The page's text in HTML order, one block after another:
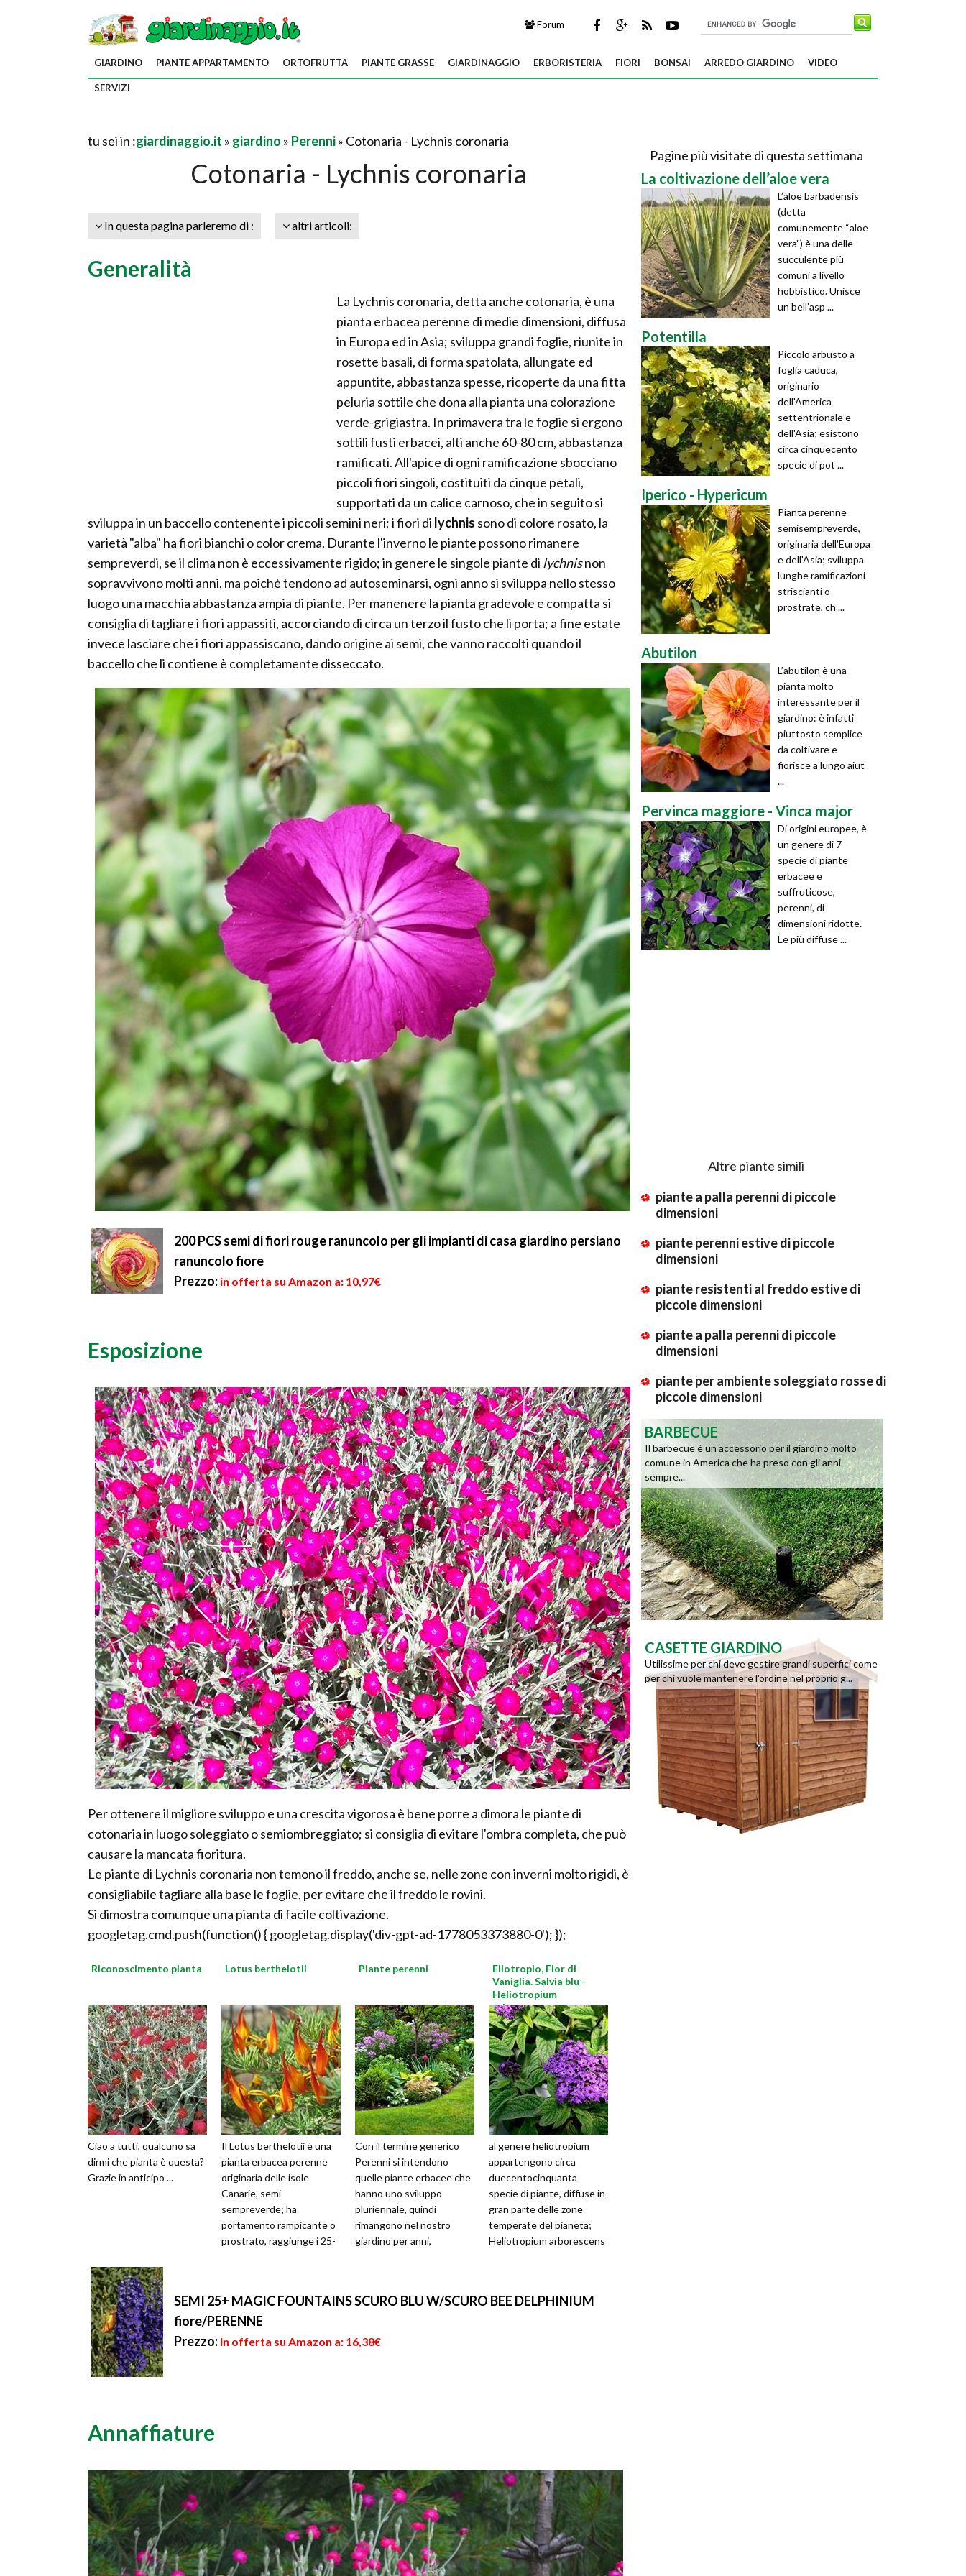
Forum
GIARDINO PIANTE APPARTAMENTO ORTOFRUTTA PIANTE GRASSE GIARDINAGGIO ERBORISTERIA FIORI BONSAI ARREDO GIARDINO VIDEO
SERVIZI
tu sei in :giardinaggio.it » giardino » Perenni» Cotonaria - Lychnis coronaria
Cotonaria - Lychnis coronaria
In questa pagina parleremo di : altri articoli:
Generalità
La Lychnis coronaria, detta anche cotonaria, è una
pianta erbacea perenne di medie dimensioni, diffusa
in Europa ed in Asia; sviluppa grandi foglie, riunite in
rosette basali, di forma spatolata, allungate ed
appuntite, abbastanza spesse, ricoperte da una fitta
peluria sottile che dona alla pianta una colorazione
verde-grigiastra. In primavera tra le foglie si ergono
sottili fusti erbacei, alti anche 60-80 cm, abbastanza
ramificati. All'apice di ogni ramificazione sbocciano
piccoli fiori singoli, costituiti da cinque petali,
supportati da un calice carnoso, che in seguito si
sviluppa in un baccello contenente i piccoli semini neri; i fiori di lychnis sono di colore rosato, la
varietà "alba" ha fiori bianchi o color crema. Durante l'inverno le piante possono rimanere
sempreverdi, se il clima non è eccessivamente rigido; in genere le singole piante di lychnisnon
sopravvivono molti anni, ma poichè tendono ad autoseminarsi, ogni anno si sviluppa nello stesso
luogo una macchia abbastanza ampia di piante. Per manenere la pianta gradevole e compatta si
consiglia di tagliare i fiori appassiti, accorciando di circa un terzo il fusto che li porta; a fine estate
invece lasciare che i fiori appassiscano, dando origine ai semi, che vanno raccolti quando il
baccello che li contiene è completamente disseccato.
200 PCS semi di fiori rouge ranuncolo per gli impianti di casa giardino persiano
ranuncolo fiore
Prezzo: in offerta su Amazon a: 10,97€
Esposizione
Per ottenere il migliore sviluppo e una crescita vigorosa è bene porre a dimora le piante di
cotonaria in luogo soleggiato o semiombreggiato; si consiglia di evitare l'ombra completa, che può
causare la mancata fioritura.
Le piante di Lychnis coronaria non temono il freddo, anche se, nelle zone con inverni molto rigidi, è
consigliabile tagliare alla base le foglie, per evitare che il freddo le rovini.
Si dimostra comunque una pianta di facile coltivazione.
googletag.cmd.push(function() { googletag.display('div-gpt-ad-1778053373880-0'); });
Riconoscimento pianta
Ciao a tutti, qualcuno sa
dirmi che pianta è questa?
Grazie in anticipo ...
Lotus berthelotii
Il Lotus berthelotii è una
pianta erbacea perenne
originaria delle isole
Canarie, semi
sempreverde; ha
portamento rampicante o
prostrato, raggiunge i 25-
Piante perenni
Con il termine generico
Perenni si intendono
quelle piante erbacee che
hanno uno sviluppo
pluriennale, quindi
rimangono nel nostro
giardino per anni,
Eliotropio, Fior di
Vaniglia. Salvia blu -
Heliotropium
arborescens
al genere heliotropium
appartengono circa
duecentocinquanta
specie di piante, diffuse in
gran parte delle zone
temperate del pianeta;
Heliotropium arborescens
SEMI 25+ MAGIC FOUNTAINS SCURO BLU W/SCURO BEE DELPHINIUM
fiore/PERENNE
Prezzo: in offerta su Amazon a: 16,38€
Annaffiature
Pagine più visitate di questa settimana
La coltivazione dell’aloe vera
L’aloe barbadensis
(detta
comunemente “aloe
vera”) è una delle
succulente più
comuni a livello
hobbistico. Unisce
un bell’asp ...
Potentilla
Piccolo arbusto a
foglia caduca,
originario
dell'America
settentrionale e
dell'Asia; esistono
circa cinquecento
specie di pot ...
Iperico - Hypericum
Pianta perenne
semisempreverde,
originaria dell'Europa
e dell'Asia; sviluppa
lunghe ramificazioni
striscianti o
prostrate, ch ...
Abutilon
L’abutilon è una
pianta molto
interessante per il
giardino: è infatti
piuttosto semplice
da coltivare e
fiorisce a lungo aiut
...
Pervinca maggiore - Vinca major
Di origini europee, è
un genere di 7
specie di piante
erbacee e
suffruticose,
perenni, di
dimensioni ridotte.
Le più diffuse ...
Altre piante simili
piante a palla perenni di piccole
dimensioni
piante perenni estive di piccole
dimensioni
piante resistenti al freddo estive di
piccole dimensioni
piante a palla perenni di piccole
dimensioni
piante per ambiente soleggiato rosse di
piccole dimensioni
BARBECUE
Il barbecue è un accessorio per il giardino molto
comune in America che ha preso con gli anni
sempre...
CASETTE GIARDINO
Utilissime per chi deve gestire grandi superfici come
per chi vuole mantenere l'ordine nel proprio g...